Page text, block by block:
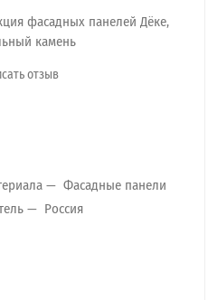
фасадных панелей Дёке,
камень
отзыв
Фасадные панели
Россия